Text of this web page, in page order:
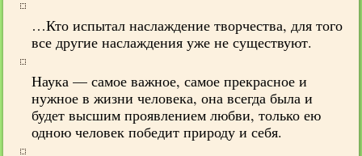
…Кто испытал наслаждение творчества, для того
все другие наслаждения уже не существуют.
Наука — самое важное, самое прекрасное и
нужное в жизни человека, она всегда была и
будет высшим проявлением любви, только ею
одною человек победит природу и себя.